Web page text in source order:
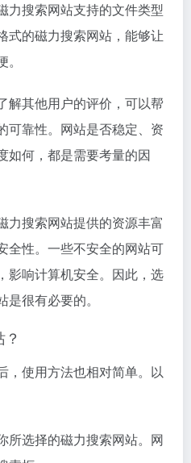
力搜索网站支持的文件类型
式的磁力搜索网站，能够让
解其他用户的评价，可以帮
可靠性。网站是否稳定、资
如何，都是需要考量的因
力搜索网站提供的资源丰富
全性。一些不安全的网站可
影响计算机安全。因此，选
很有必要的。
，使用方法也相对简单。以
所选择的磁力搜索网站。网